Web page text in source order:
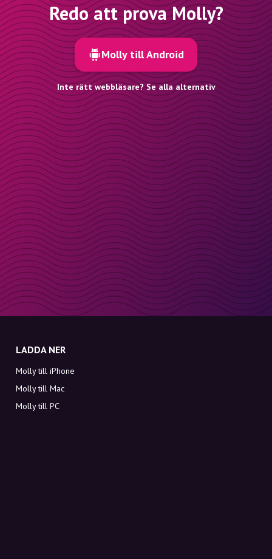
Redo att prova Molly?
Molly till Android
Inte rätt webbläsare? Se alla alternativ
LADDA NER
Molly till iPhone
Molly till Mac
Molly till PC